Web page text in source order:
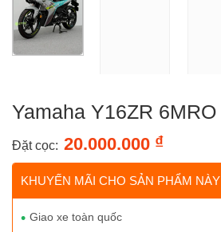
Yamaha Y16ZR 6MRO
Đặt cọc: 20.000.000 ₫
KHUYẾN MÃI CHO SẢN PHẨM NÀY
Giao xe toàn quốc